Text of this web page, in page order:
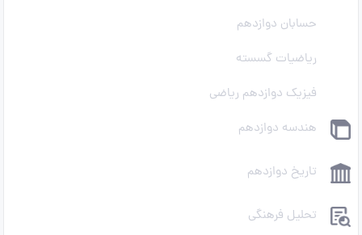
حسابان دوازدهم
ریاضیات گسسته
فیزیک دوازدهم ریاضی
هندسه دوازدهم
تاریخ دوازدهم
تحلیل فرهنگی